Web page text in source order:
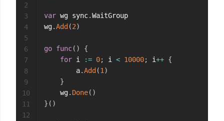
var wg sync.WaitGroup
wg.Add (2)
go func( )
{
for i := 0; i < 10000; i++ {
        a
.Add (1 )
}
    wg
. Done( )
} ( )
2
3
4
5
6
7
8
9
10
11
12